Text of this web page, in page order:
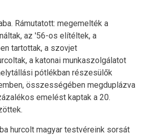
Rámutatott: megemelték a
az '56-os elítéltek, a
tartottak, a szovjet
a katonai munkaszolgálatot
pótlékban részesülők
összességében megduplázva
emelést kaptak a 20.
hurcolt magyar testvéreink sorsát